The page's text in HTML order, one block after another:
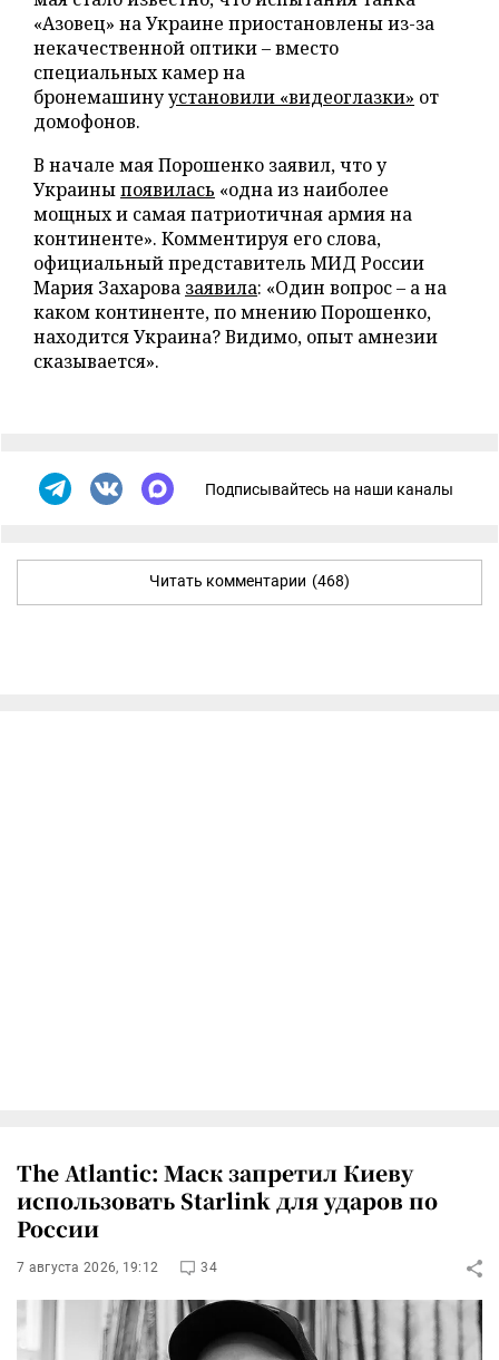
«Азовец» на Украине приостановлены из-за
некачественной оптики – вместо
специальных камер на
бронемашинуустановили «видеоглазки» от
домофонов.
В начале мая Порошенко заявил, что у
Украиныпоявилась «одна из наиболее
мощных и самая патриотичная армия на
континенте». Комментируя его слова,
официальный представитель МИД России
Мария Захарова заявила: «Один вопрос – а на
каком континенте, по мнению Порошенко,
находится Украина? Видимо, опыт амнезии
сказывается».
Подписывайтесь на наши каналы
Читать комментарии (468)
The Atlantic: Маск запретил Киеву
использовать Starlink для ударов по
России
7 августа 2026, 19:12 34